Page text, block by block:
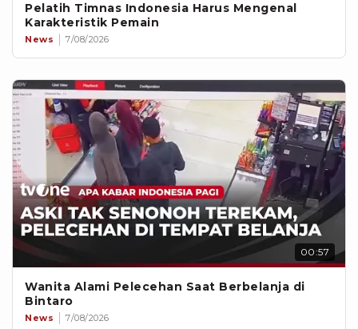
Pelatih Timnas Indonesia Harus Mengenal
Karakteristik Pemain
News 7/08/2026
00:57
Wanita Alami Pelecehan Saat Berbelanja di
Bintaro
News 7/08/2026